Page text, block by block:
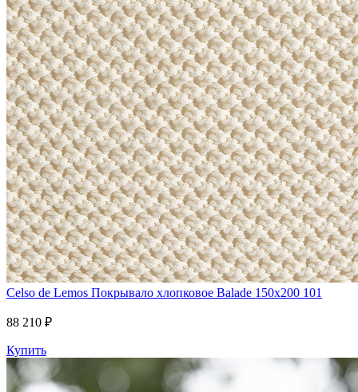
Celso de Lemos Покрывало хлопковое Balade 150x200 101
88 210 ₽
Купить